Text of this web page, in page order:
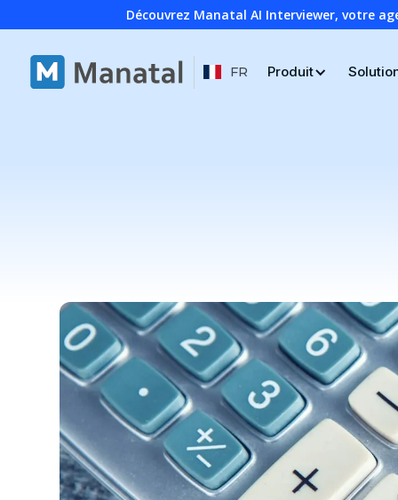
Découvrez Manatal AI Interviewer, votre
FR Produit